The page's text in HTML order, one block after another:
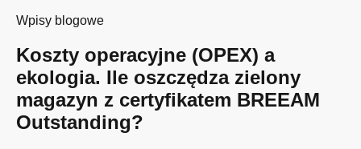
Wpisy blogowe
Koszty operacyjne (OPEX) a
ekologia. Ile oszczędza zielony
magazyn z certyfikatem BREEAM
Outstanding?